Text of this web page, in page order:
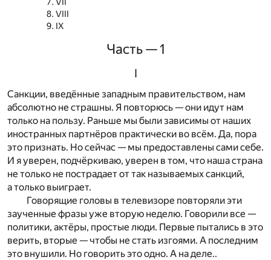
VII
VIII
IX
Часть — 1
I
Санкции, введённые западным правительством, нам
абсолютно не страшны. Я повторюсь — они идут нам
только на пользу. Раньше мы были зависимы от наших
иностранных партнёров практически во всём. Да, пора
это признать. Но сейчас — мы предоставлены сами себе.
И я уверен, подчёркиваю, уверен в том, что наша страна
не только не пострадает от так называемых санкций,
а только выиграет.
Говорящие головы в телевизоре повторяли эти
заученные фразы уже вторую неделю. Говорили все —
политики, актёры, простые люди. Первые пытались в это
верить, вторые — чтобы не стать изгоями. А последним
это внушили. Но говорить это одно. А на деле..